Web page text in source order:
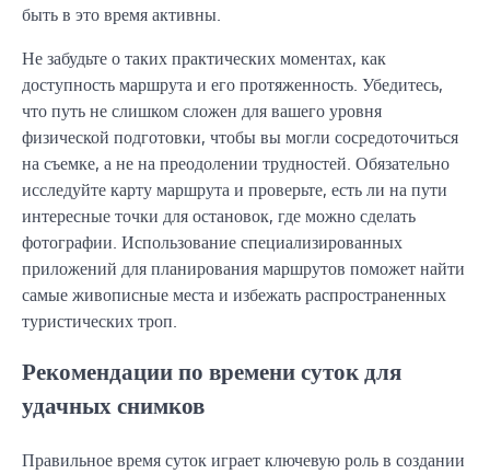
быть в это время активны.
Не забудьте о таких практических моментах, как
доступность маршрута и его протяженность. Убедитесь,
что путь не слишком сложен для вашего уровня
физической подготовки, чтобы вы могли сосредоточиться
на съемке, а не на преодолении трудностей. Обязательно
исследуйте карту маршрута и проверьте, есть ли на пути
интересные точки для остановок, где можно сделать
фотографии. Использование специализированных
приложений для планирования маршрутов поможет найти
самые живописные места и избежать распространенных
туристических троп.
Рекомендации по времени суток для
удачных снимков
Правильное время суток играет ключевую роль в создании